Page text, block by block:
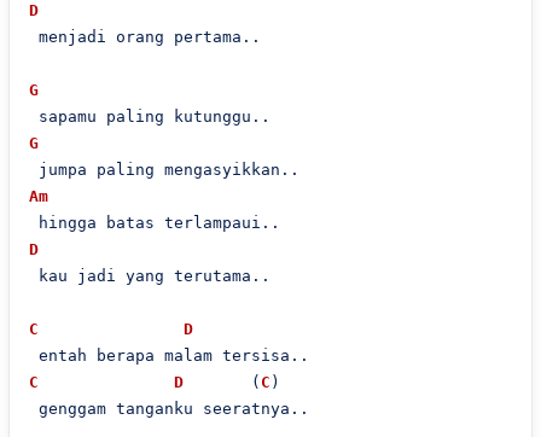
D
menjadi orang pertama..
G
G
Am
D
kau jadi yang terutama..
C
D
C
D
       (
C )
genggam tanganku seeratnya..